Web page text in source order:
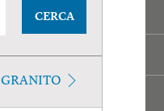
CERCA
GRANITO